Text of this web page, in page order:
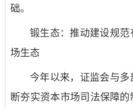
础。
锻生态：推动建设规
场生态
今年以来，证监会与
断夯实资本市场司法保障